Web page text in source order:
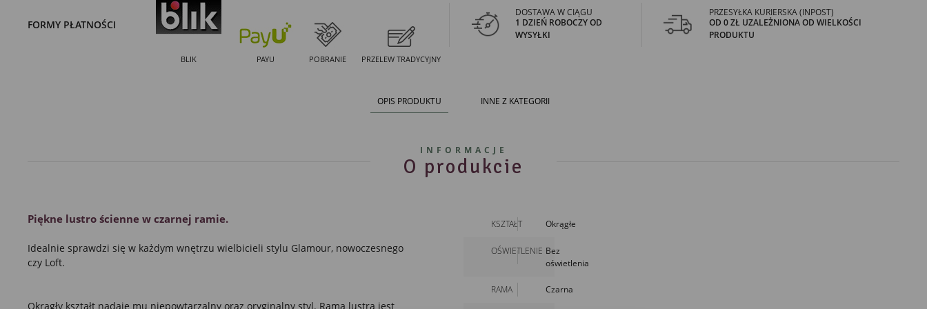
FORMY PŁATNOŚCI
BLIK PAYU POBRANIE PRZELEW TRADYCYJNY
DOSTAWA W CIĄGU
1 DZIEŃ ROBOCZY OD
WYSYŁKI
PRZESYŁKA KURIERSKA (INPOST)
OD 0 ZŁ UZALEŻNIONA OD WIELKOŚCI
PRODUKTU
OPIS PRODUKTU INNE Z KATEGORII
INFORMACJE
O produkcie
Piękne lustrościenne wczarnej ramie.
Idealnie sprawdzi się w każdym wnętrzu wielbicieli stylu Glamour,nowoczesnego
czy Loft.
Okrągły kształt nadaje mu niepowtarzalny oraz oryginalny styl. Rama lustra jest
KSZTAŁT Okrągłe
OŚWIETLENIE Bez
oświetlenia
RAMA Czarna